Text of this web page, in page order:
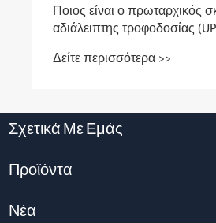
Ποιος είναι ο πρωταρχικός σκοπός
αδιάλειπτης τροφοδοσίας (UPS);
Δείτε περισσότερα >>
Σχετικά Με Εμάς
Προϊόντα
Νέα